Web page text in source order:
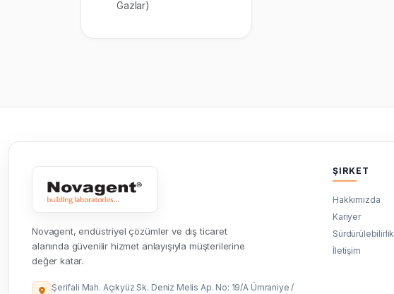
Gazlar)
Novagent, endüstriyel çözümler ve dış ticaret
alanında güvenilir hizmet anlayışıyla müşterilerine
değer katar.
Şerifali Mah. Açıkyüz Sk. Deniz Melis Ap. No: 19/A Ümraniye /
ŞIRKET
Hakkımızda
Kariyer
Sürdürülebilirlik
İletişim